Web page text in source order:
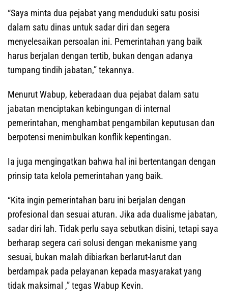
“Saya minta dua pejabat yang menduduki satu posisi
dalam satu dinas untuk sadar diri dan segera
menyelesaikan persoalan ini. Pemerintahan yang baik
harus berjalan dengan tertib, bukan dengan adanya
tumpang tindih jabatan,” tekannya.
Menurut Wabup, keberadaan dua pejabat dalam satu
jabatan menciptakan kebingungan di internal
pemerintahan, menghambat pengambilan keputusan dan
berpotensi menimbulkan konflik kepentingan.
Ia juga mengingatkan bahwa hal ini bertentangan dengan
prinsip tata kelola pemerintahan yang baik.
“Kita ingin pemerintahan baru ini berjalan dengan
profesional dan sesuai aturan. Jika ada dualisme jabatan,
sadar diri lah. Tidak perlu saya sebutkan disini, tetapi saya
berharap segera cari solusi dengan mekanisme yang
sesuai, bukan malah dibiarkan berlarut-larut dan
berdampak pada pelayanan kepada masyarakat yang
tidak maksimal ,” tegas Wabup Kevin.